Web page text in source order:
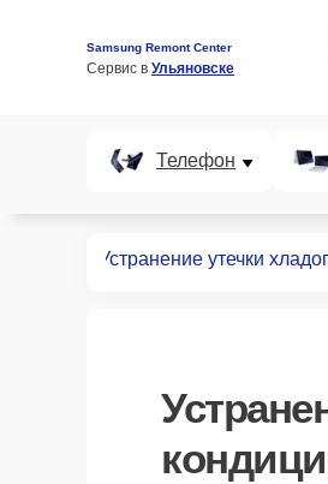
Samsung Remont Center
Сервис в Ульяновске
Телефон
Устранение утечки